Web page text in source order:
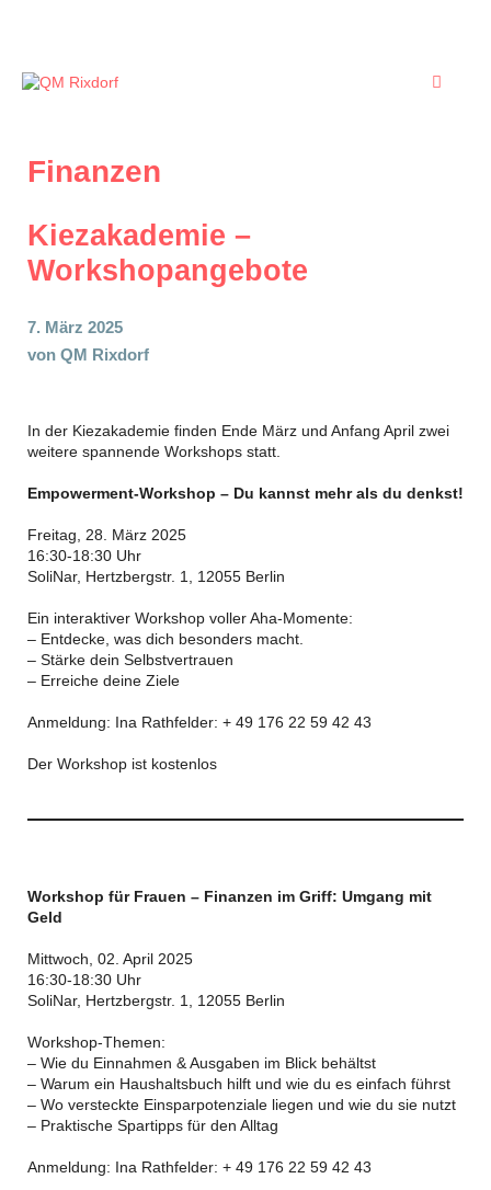
Finanzen
Kiezakademie –
Workshopangebote
7. März 2025
von QM Rixdorf
In der Kiezakademie finden Ende März und Anfang April zwei
weitere spannende Workshops statt.
Empowerment-Workshop – Du kannst mehr als du denkst!
Freitag, 28. März 2025
16:30-18:30 Uhr
SoliNar, Hertzbergstr. 1, 12055 Berlin
Ein interaktiver Workshop voller Aha-Momente:
– Entdecke, was dich besonders macht.
– Stärke dein Selbstvertrauen
– Erreiche deine Ziele
Anmeldung: Ina Rathfelder: + 49 176 22 59 42 43
Der Workshop ist kostenlos
Workshop für Frauen – Finanzen im Griff: Umgang mit
Geld
Mittwoch, 02. April 2025
16:30-18:30 Uhr
SoliNar, Hertzbergstr. 1, 12055 Berlin
Workshop-Themen:
– Wie du Einnahmen & Ausgaben im Blick behältst
– Warum ein Haushaltsbuch hilft und wie du es einfach führst
– Wo versteckte Einsparpotenziale liegen und wie du sie nutzt
– Praktische Spartipps für den Alltag
Anmeldung: Ina Rathfelder: + 49 176 22 59 42 43